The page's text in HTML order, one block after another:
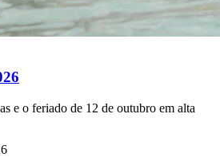
e o feriado de 12 de outubro em alta